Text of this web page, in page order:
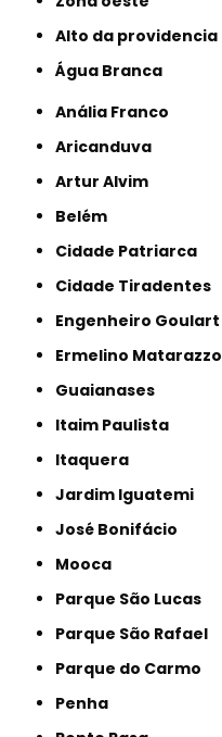
alto da providencia
Água Branca
Anália Franco
Aricanduva
Artur Alvim
Belém
Cidade Patriarca
Cidade Tiradentes
Engenheiro Goulart
Ermelino Matarazzo
Guaianases
Itaim Paulista
Itaquera
Jardim Iguatemi
José Bonifácio
Mooca
Parque São Lucas
Parque São Rafael
Parque do Carmo
Penha